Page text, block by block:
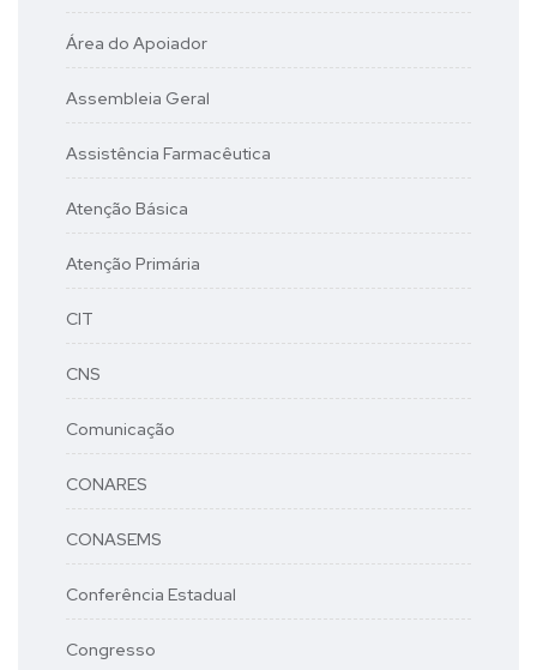
Área do Apoiador
Assembleia Geral
Assistência Farmacêutica
Atenção Básica
Atenção Primária
CIT
CNS
Comunicação
CONARES
CONASEMS
Conferência Estadual
Congresso